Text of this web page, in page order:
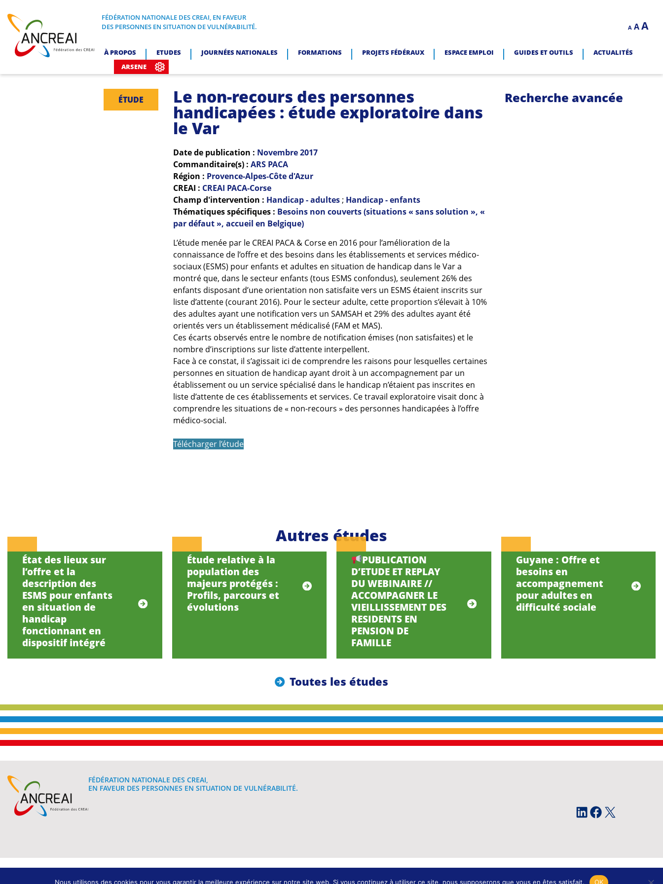
content
ANCREAI
FÉDÉRATION NATIONALE DES CREAI, EN FAVEUR DES PERSONNES EN SITUATION DE VULNÉRABILITÉ.
FÉDÉRATION NATIONALE DES CREAI, EN FAVEUR
DES PERSONNES EN SITUATION DE VULNÉRABILITÉ.
A
Decrease
font
A Reset
A
À PROPOS ETUDES JOURNÉES NATIONALES FORMATIONS PROJETS FÉDÉRAUX ESPACE EMPLOI GUIDES ET OUTILS
ACTUALITÉS
ARSENE
ÉTUDE Le non-recours des personnes
handicapées : étude exploratoire dans
le Var
Date de publication : Novembre2017
Commanditaire(s) : ARS PACA
Région : Provence-Alpes-Côte d'Azur
CREAI : CREAI PACA-Corse
Champ d'intervention : Handicap - adultes; Handicap - enfants
Thématiques spécifiques : Besoins non couverts (situations « sans solution », «
par défaut », accueil en Belgique)
L’étude menée par le CREAI PACA & Corse en 2016 pour l’amélioration de la
connaissance de l’offre et des besoins dans les établissements et services médico-
sociaux (ESMS) pour enfants et adultes en situation de handicap dans le Var a
montré que, dans le secteur enfants (tous ESMS confondus), seulement 26% des
enfants disposant d’une orientation non satisfaite vers un ESMS étaient inscrits sur
liste d’attente (courant 2016). Pour le secteur adulte, cette proportion s’élevait à 10%
des adultes ayant une notification vers un SAMSAH et 29% des adultes ayant été
orientés vers un établissement médicalisé (FAM et MAS).
Ces écarts observés entre le nombre de notification émises (non satisfaites) et le
nombre d’inscriptions sur liste d’attente interpellent.
Face à ce constat, il s’agissait ici de comprendre les raisons pour lesquelles certaines
personnes en situation de handicap ayant droit à un accompagnement par un
établissement ou un service spécialisé dans le handicap n’étaient pas inscrites en
liste d’attente de ces établissements et services. Ce travail exploratoire visait donc à
comprendre les situations de « non-recours » des personnes handicapées à l’offre
médico-social.
Télécharger l’étude
Recherche avancée
Autres études
État des lieux sur
l’offre et la
description des
ESMS pour enfants
en situation de
handicap
fonctionnant en
dispositif intégré
Étude relative à la
population des
majeurs protégés :
Profils, parcours et
évolutions
PUBLICATION
D’ETUDE ET REPLAY
DU WEBINAIRE //
ACCOMPAGNER LE
VIEILLISSEMENT DES
RESIDENTS EN
PENSION DE
FAMILLE
Guyane : Offre et
besoins en
accompagnement
pour adultes en
difficulté sociale
Toutes les études
FÉDÉRATION NATIONALE DES CREAI,
EN FAVEUR DES PERSONNES EN SITUATION DE VULNÉRABILITÉ.
LinkedIn Facebook X
Nous utilisons des cookies pour vous garantir la meilleure expérience sur notre site web. Si vous continuez à utiliser ce site, nous supposerons que vous en êtes satisfait. OK